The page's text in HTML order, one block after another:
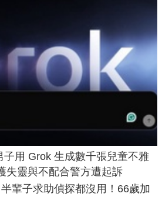
用 Grok 生成數千張兒童不雅
失靈與不配合警方遭起訴
輩子求助偵探都沒用！66歲加